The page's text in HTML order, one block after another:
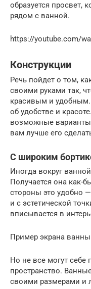
образуется просвет,
рядом с ванной.
https://youtube.com/
Конструкции
Речь пойдет о том,
своими руками так,
красивым и удобным.
об удобстве и
возможные
вам лучше его
С широким
Иногда вокруг
Получается она как-
стороны это удобно
и с эстетической
вписывается в
Пример экрана
Но не все могут
пространство.
своими размерами и